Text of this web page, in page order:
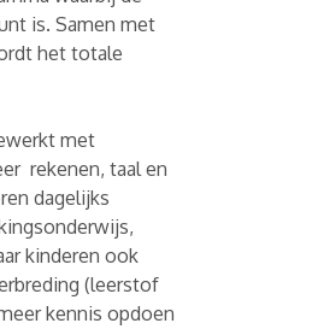
is. Samen met
het totale
met
rekenen, taal en
dagelijks
kinderen ook
(leerstof
kennis opdoen